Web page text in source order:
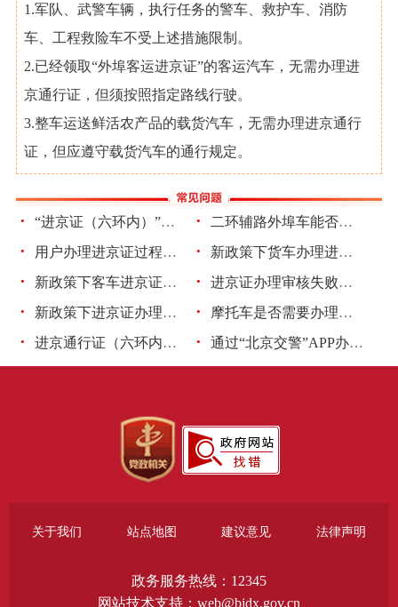
1.军队、武警车辆，执行任务的警车、救护车、消防
车、工程救险车不受上述措施限制。
2.已经领取“外埠客运进京证”的客运汽车，无需办理进
京通行证，但须按照指定路线行驶。
3.整车运送鲜活农产品的载货汽车，无需办理进京通行
证，但应遵守载货汽车的通行规定。
· “进京证（六环内）”有效期届满的外埠车辆停在小区或... · 二环辅路外埠车能否通行？
· 用户办理进京证过程中是否可以取消？ · 新政策下货车办理进京证次数如何规定？
· 新政策下客车进京证（六环内、六环外）的办理次数如何... · 进京证办理审核失败常见问题
· 新政策下进京证办理时间是否有变化？能否当天办理当天... · 摩托车是否需要办理进京证？
· 进京通行证（六环内）与进京通行证（六环外）需要同时... · 通过“北京交警”APP办理的进京证需要打印吗？
关于我们 站点地图 建议意见 法律声明
政务服务热线：12345
网站技术支持：web@bjdx.gov.cn